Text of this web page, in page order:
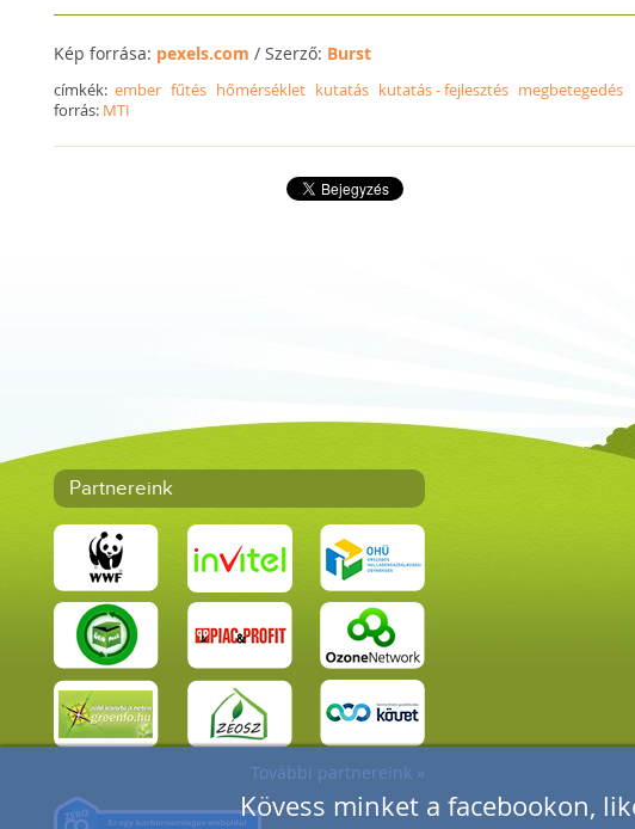
Kövess minket a facebookon,
Kép forrása: pexels.com / Szerző: Burst
címkék:ember fűtés hőmérséklet kutatás kutatás - fejlesztés megbetegedés
forrás: MTI
Partnereink
További partnereink »